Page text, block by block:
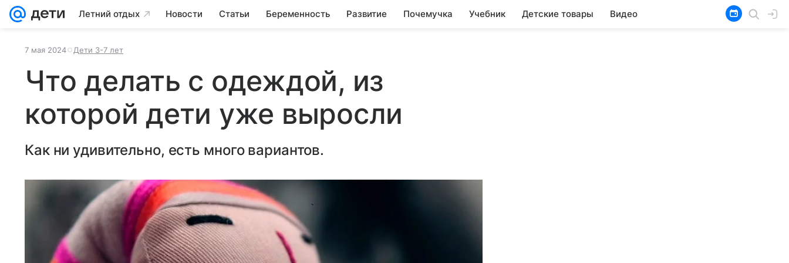
Летний отдых Новости Статьи Беременность Развитие Почемучка Учебник Детские товары Видео
7 мая 2024 Дети 3-7 лет
Что делать с одеждой, из
которой дети уже выросли
Как ни удивительно, есть много вариантов.